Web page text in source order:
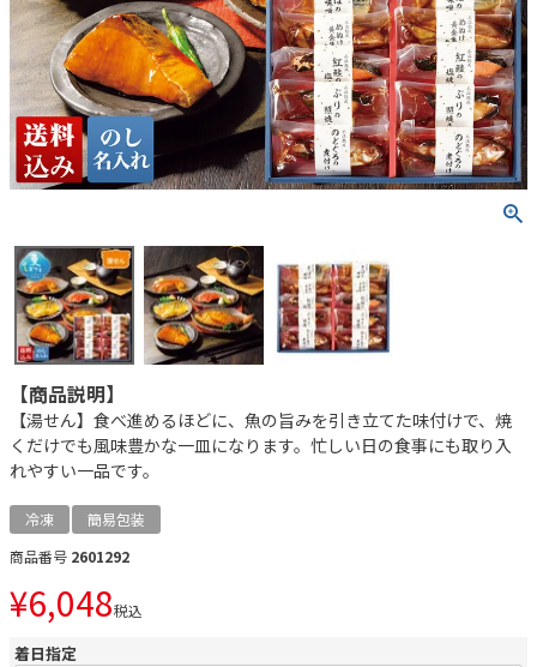
【商品説明】
【湯せん】食べ進めるほどに、魚の旨みを引き立てた味付けで、焼
くだけでも風味豊かな一皿になります。忙しい日の食事にも取り入
れやすい一品です。
冷凍
簡易包装
商品番号 2601292
¥6,048税込
着日指定